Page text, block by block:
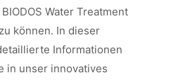
Water Treatment
können. In dieser
Informationen
in unser innovatives